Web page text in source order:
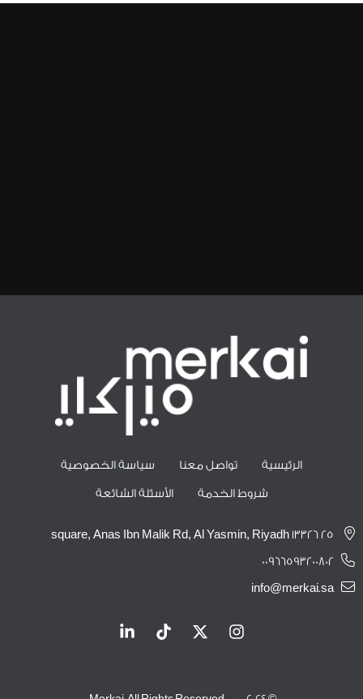
الرئيسية تواصل معنا سياسة الخصوصية
شروط الخدمة الأسئلة الشائعة
25 square, Anas Ibn Malik Rd, Al Yasmin, Riyadh 13326
00966593200802
info@merkai.sa